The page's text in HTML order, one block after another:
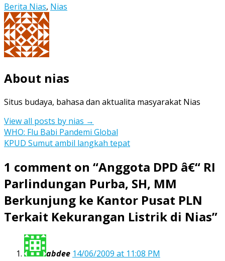
Berita Nias, Nias
About nias
Situs budaya, bahasa dan aktualita masyarakat Nias
View all posts by nias →
Post
navigation
WHO: Flu Babi Pandemi Global
KPUD Sumut ambil langkah tepat
1 comment on “Anggota DPD â€“ RI
Parlindungan Purba, SH, MM
Berkunjung ke Kantor Pusat PLN
Terkait Kekurangan Listrik di Nias”
abdee 14/06/2009 at 11:08 PM